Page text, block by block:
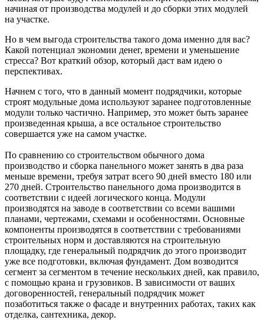
начиная от производства модулей и до сборки этих модулей
на участке.
Но в чем выгода строительства такого дома именно для вас?
Какой потенциал экономии денег, времени и уменьшение
стресса? Вот краткий обзор, который даст вам идею о
перспективах.
Начнем с того, что в данный момент подрядчики, которые
строят модульные дома используют заранее подготовленные
модули только частично. Например, это может быть заранее
произведенная крыша, а все остальное строительство
совершается уже на самом участке.
По сравнению со строительством обычного дома
производство и сборка панельного может занять в два раза
меньше времени, требуя затрат всего 90 дней вместо 180 или
270 дней. Строительство панельного дома производится в
соответствии с идеей логического конца. Модули
производятся на заводе в соответствии со всеми вашими
планами, чертежами, схемами и особенностями. Основные
компоненты производятся в соответствии с требованиями
строительных норм и доставляются на строительную
площадку, где генеральный подрядчик до этого производит
уже все подготовки, включая фундамент. Дом возводится
сегмент за сегментом в течение нескольких дней, как правило,
с помощью крана и грузовиков. В зависимости от ваших
договоренностей, генеральный подрядчик может
позаботиться также о фасаде и внутренних работах, таких как
отделка, сантехника, декор.